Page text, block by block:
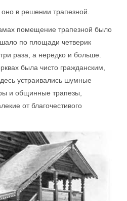
в решении трапезной.
помещение трапезной было
по площади четверик
раза, а нередко и больше.
была чисто гражданским,
устраивались шумные
и общинные трапезы,
от благочестивого